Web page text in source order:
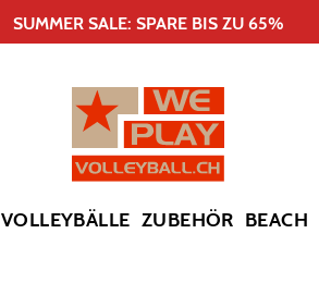
SUMMER SALE: SPARE BIS ZU 65%
VOLLEYBÄLLE ZUBEHÖR BEACH